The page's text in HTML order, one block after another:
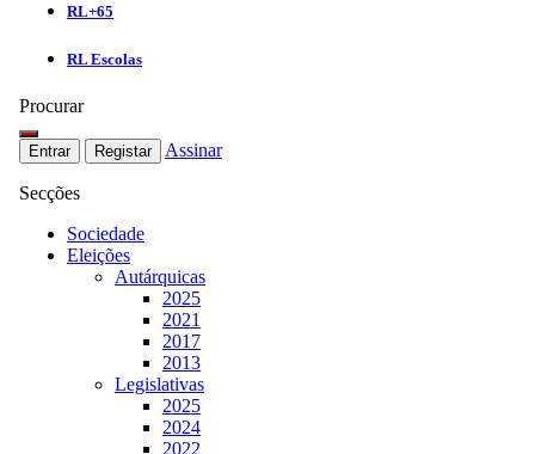
RL+65
RL Escolas
Procurar
Entrar Registar Assinar
Secções
Sociedade
Eleições
Autárquicas
2025
2021
2017
2013
Legislativas
2025
2024
2022